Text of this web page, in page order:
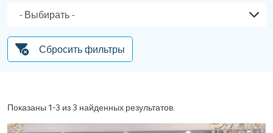
Сбросить фильтры
Показаны 1-3 из 3 найденных результатов.